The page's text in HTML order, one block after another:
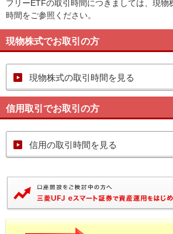
フリーETFの取引時間につきましては、現物
時間をご参照ください。
現物株式でお取引の方
現物株式の取引時間を見る
信用取引でお取引の方
信用の取引時間を見る